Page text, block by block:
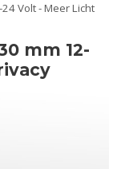
Volt - Meer Licht
mm 12-